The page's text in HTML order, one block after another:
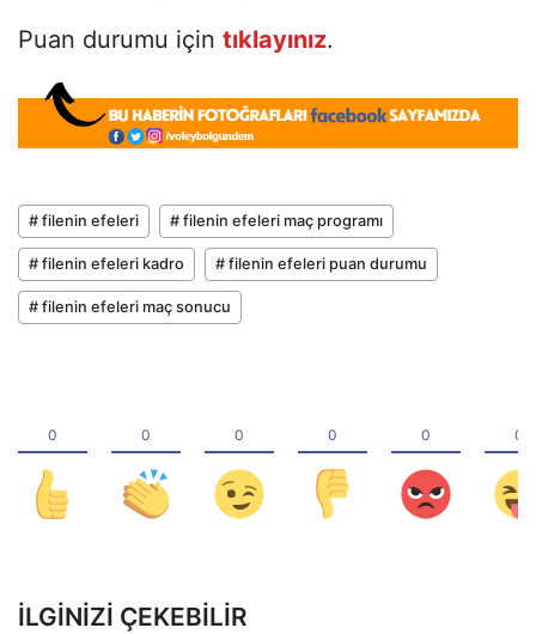
Puan durumu için tıklayınız.
# filenin efeleri # filenin efeleri maç programı
# filenin efeleri kadro # filenin efeleri puan durumu
# filenin efeleri maç sonucu
İLGINIZI ÇEKEBILIR